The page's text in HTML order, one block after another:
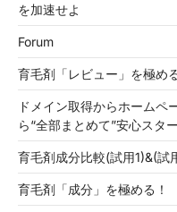
を加速せよ
Forum
育毛剤「レビュー」を極め
ドメイン取得からホームペ
ら“全部まとめて”安心スタ
育毛剤成分比較(試用1)&(試
育毛剤「成分」を極める！